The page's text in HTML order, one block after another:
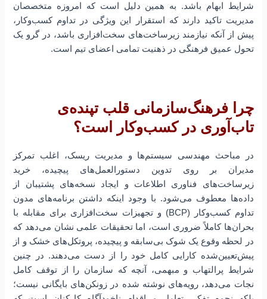
شرایط ابهام باشد. به همین دلیل است که امروزه متخصصان
مدیریت تاکید دارند که استقرار این ویژگی در تداوم کسب‌وکار،
پیش از آنکه نیازمند زیرساخت‌های سخت‌افزاری باشد، در گرو یک
تحول عمیق فرهنگی در ذهنیت تمامی اعضای تیم است.
چرا فرهنگ‌سازمانی قلب تپنده‌ی
تاب‌آوری در کسب‌و‌کار است؟
در مباحث مهندسی سیستم‌ها و مدیریت ریسک، اغلب تمرکز
مدیران بر روی تدوین دستورالعمل‌های پیچیده، خرید
زیرساخت‌های فناوری اطلاعات و ایجاد نسخه‌های پشتیبان از
داده‌ها معطوف می‌شود. با وجود اینکه داشتن برنامه‌های مدون
تداوم کسب‌وکار (BCP) و تجهیزات سخت‌افزاری برای مقابله با
بحران‌ها کاملاً ضروری است، اما تحقیقات علمی نشان می‌دهد که
در لحظه وقوع یک شوک بی‌سابقه و پیچیده، پروتکل‌های خشک و از
پیش‌تعیین‌شده کارایی کامل خود را از دست می‌دهند. در چنین
شرایط پرالتهاب و مبهمی، آنچه که سازمان را از توقف کامل
نجات می‌دهد، رویه‌های نوشته شده در زونکن‌های بایگانی نیست؛